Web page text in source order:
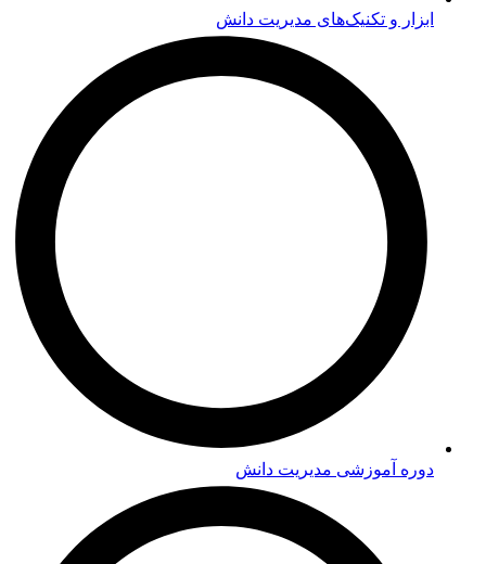
ابزار و تکنیک‌های مدیریت دانش
دوره‌ آموزشی مدیریت دانش